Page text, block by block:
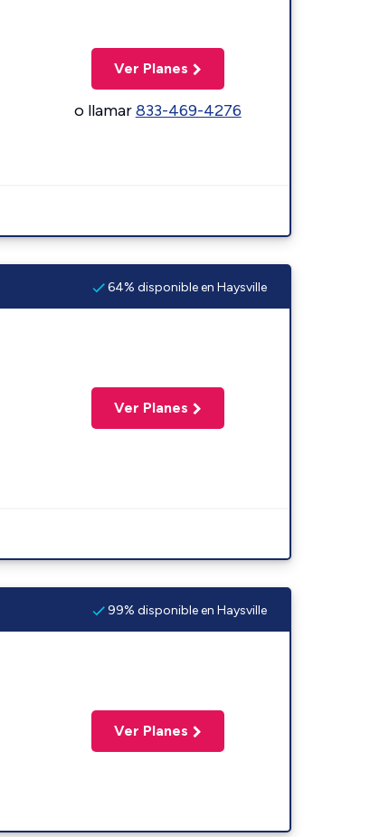
Ver Planes
o llamar833-469-4276
64% disponible en Haysville
Ver Planes
99% disponible en Haysville
Ver Planes